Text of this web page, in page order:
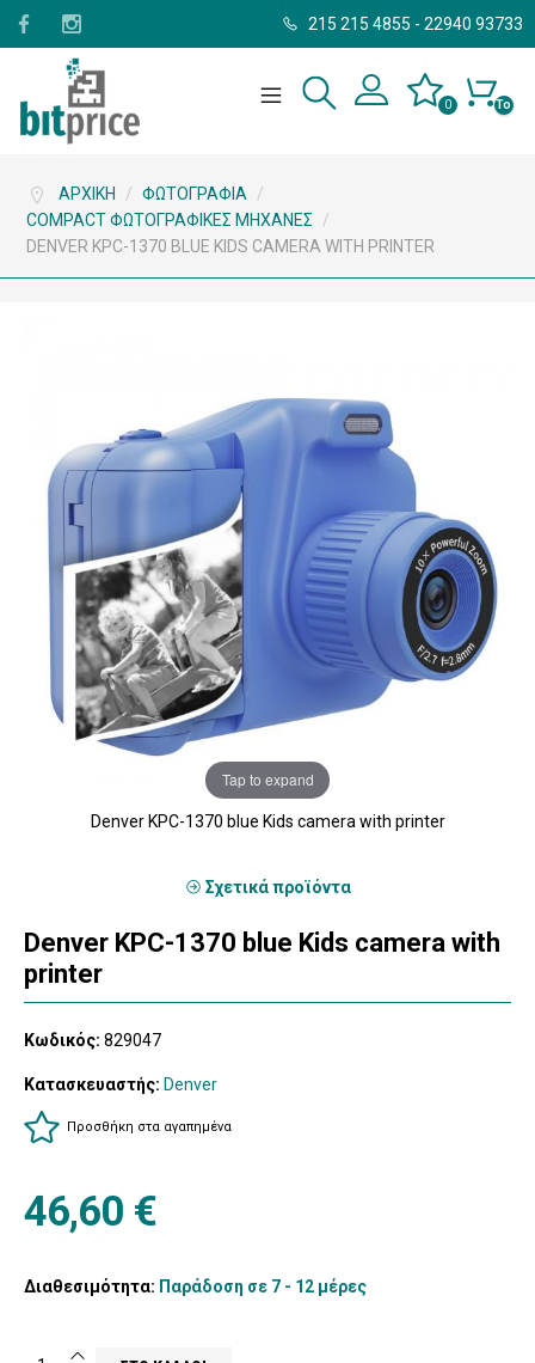
215 215 4855 - 22940 93733
Το
0
ΑΡΧΙΚΉ / ΦΩΤΟΓΡΑΦΊΑ
/
COMPACT ΦΩΤΟΓΡΑΦΙΚΈΣ ΜΗΧΑΝΈΣ
/
DENVER KPC-1370 BLUE KIDS CAMERA WITH PRINTER
Tap to expand
Denver KPC-1370 blue Kids camera with printer
Σχετικά προϊόντα
Denver KPC-1370 blue Kids camera with
printer
Κωδικός: 829047
Κατασκευαστής: Denver
Προσθήκη στα αγαπημένα
46,60 €
Διαθεσιμότητα: Παράδοση σε 7 - 12 μέρες